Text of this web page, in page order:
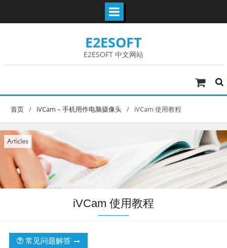
E2ESOFT
E2ESOFT 中文网站
首页 iVCam – 手机用作电脑摄像头 iVCam 使用教程
iVCam 使用教程
常见问题解答